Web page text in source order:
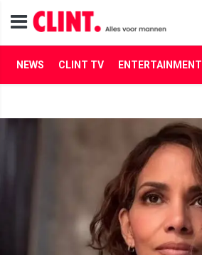
NEWS CLINT TV ENTERTAINMENT